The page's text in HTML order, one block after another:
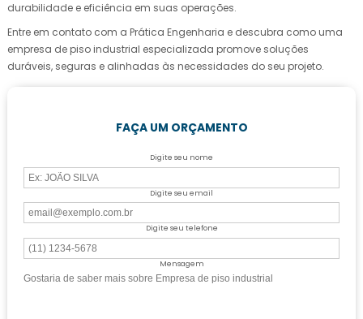
durabilidade e eficiência em suas operações.
Entre em contato com a Prática Engenharia e descubra como uma
empresa de piso industrial especializada promove soluções
duráveis, seguras e alinhadas às necessidades do seu projeto.
FAÇA UM ORÇAMENTO
Digite seu nome
Digite seu email
Digite seu telefone
Mensagem